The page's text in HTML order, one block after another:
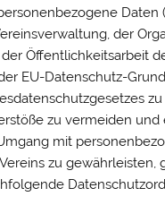
Daten
der
Öffentlichkeitsarbeit
EU-Datenschutz-
zu vermeiden und
mit
zu gewährleisten,